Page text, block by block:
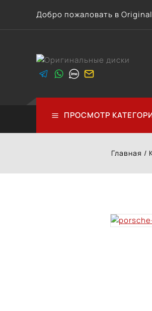
Добро пожаловать в
ПРОСМОТР
Главная /